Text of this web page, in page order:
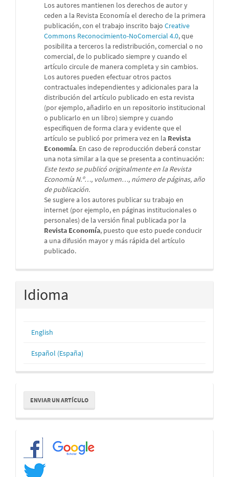
Los autores mantienen los derechos de autor y
ceden a la Revista Economía el derecho de la primera
publicación, con el trabajo inscrito bajo Creative
Commons Reconocimiento-NoComercial 4.0, que
posibilita a terceros la redistribución, comercial o no
comercial, de lo publicado siempre y cuando el
artículo circule de manera completa y sin cambios.
Los autores pueden efectuar otros pactos
contractuales independientes y adicionales para la
distribución del artículo publicado en esta revista
(por ejemplo, añadirlo en un repositorio institucional
o publicarlo en un libro) siempre y cuando
especifiquen de forma clara y evidente que el
artículo se publicó por primera vez en la Revista
Economía. En caso de reproducción deberá constar
una nota similar a la que se presenta a continuación:
Este texto se publicó originalmente en la Revista
Economía N.º…, volumen…, número de páginas, año
de publicación.
Se sugiere a los autores publicar su trabajo en
internet (por ejemplo, en páginas institucionales o
personales) de la versión final publicada por la
Revista Economía, puesto que esto puede conducir
a una difusión mayor y más rápida del artículo
publicado.
Idioma
English
Español (España)
Enviar
un
artículo
ENVIAR UN ARTÍCULO
Redes